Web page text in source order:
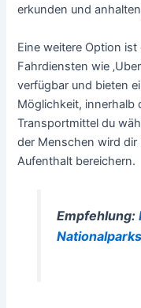
erkunden und
Eine weitere Option
Fahrdiensten wie
verfügbar und bieten
Möglichkeit, innerhalb
Transportmittel du
der Menschen wird dir
Aufenthalt bereichern.
Empfehlung:
Nationalparks